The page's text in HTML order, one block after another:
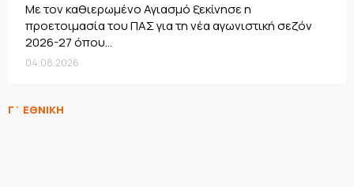
Με τον καθιερωμένο Αγιασμό ξεκίνησε η
προετοιμασία του ΠΑΣ για τη νέα αγωνιστική σεζόν
2026-27 όπου...
04.08.2026
Γ΄ ΕΘΝΙΚΗ